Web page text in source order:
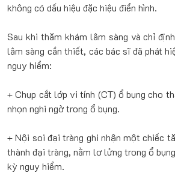
không có dấu hiệu đặc hiệu điển hình.
Sau khi thăm khám lâm sàng và chỉ
lâm sàng cần thiết, các bác sĩ đã phát
nguy hiểm:
+ Chụp cắt lớp vi tính (CT) ổ bụng cho
nhọn nghi ngờ trong ổ bụng.
+ Nội soi đại tràng ghi nhận một chiếc
thành đại tràng, nằm lơ lửng trong ổ
kỳ nguy hiểm.